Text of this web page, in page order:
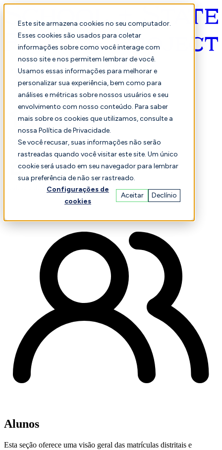
Este site armazena cookies no seu computador.
Esses cookies são usados para coletar
informações sobre como você interage com
nosso site e nos permitem lembrar de você.
Usamos essas informações para melhorar e
personalizar sua experiência, bem como para
análises e métricas sobre nossos usuários e seu
envolvimento com nosso conteúdo. Para saber
mais sobre os cookies que utilizamos, consulte a
nossa Política de Privacidade.
Se você recusar, suas informações não serão
rastreadas quando você visitar este site. Um único
cookie será usado em seu navegador para lembrar
sua preferência de não ser rastreado.
Configurações de
cookies
Aceitar Declínio
Português
Selecionado Comparação
Finança Desempenho
Alunos
Esta seção oferece uma visão geral das matrículas distritais e